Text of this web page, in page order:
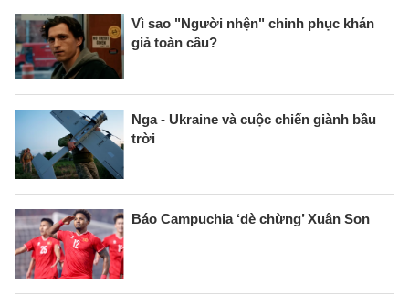
Vì sao "Người nhện" chinh phục khán
giả toàn cầu?
Nga - Ukraine và cuộc chiến giành bầu
trời
Báo Campuchia ‘dè chừng’ Xuân Son